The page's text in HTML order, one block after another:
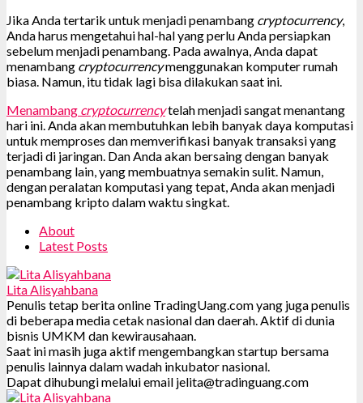
Jika Anda tertarik untuk menjadi penambang cryptocurrency,
Anda harus mengetahui hal-hal yang perlu Anda persiapkan
sebelum menjadi penambang. Pada awalnya, Anda dapat
menambang cryptocurrencymenggunakan komputer rumah
biasa. Namun, itu tidak lagi bisa dilakukan saat ini.
Menambang cryptocurrencytelah menjadi sangat menantang
hari ini. Anda akan membutuhkan lebih banyak daya komputasi
untuk memproses dan memverifikasi banyak transaksi yang
terjadi di jaringan. Dan Anda akan bersaing dengan banyak
penambang lain, yang membuatnya semakin sulit. Namun,
dengan peralatan komputasi yang tepat, Anda akan menjadi
penambang kripto dalam waktu singkat.
About
Latest Posts
Lita Alisyahbana
Penulis tetap berita online TradingUang.com yang juga penulis
di beberapa media cetak nasional dan daerah. Aktif di dunia
bisnis UMKM dan kewirausahaan.
Saat ini masih juga aktif mengembangkan startup bersama
penulis lainnya dalam wadah inkubator nasional.
Dapat dihubungi melalui email jelita@tradinguang.com